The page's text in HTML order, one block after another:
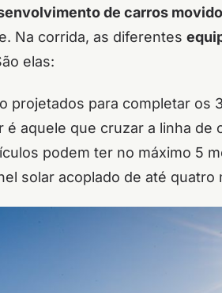
de carros
Na corrida, as diferentes
elas:
projetados para completar os
aquele que cruzar a linha de
podem ter no máximo 5
solar acoplado de até quatro